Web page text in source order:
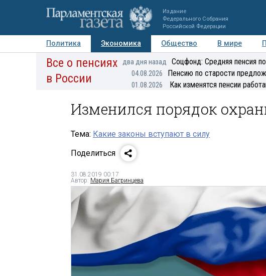
Издание
Федерального Собрания
Российской Федерации
Политика Экономика Общество В мире
Авторы Персоны Мнения Регионы
Все о пенсиях
в России
два дня назад Соцфонд: Средняя пенсия
04.08.2026 Пенсию по старости
01.08.2026 Как изменятся пенсии
Изменился порядок
Тема: Какие законы вступают в силу
Поделиться
31.08.2019 00:17
Автор: Мария Багринцева